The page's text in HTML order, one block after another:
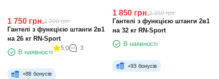
1 750 грн.2 200 грн.
Гантелі з функцією штанги 2в1
на 26 кг RN-Sport
В наявності
5.0 3
+88 бонусів
1 850 грн.2 350 грн.
Гантелі з функцією штанги 2в1
на 32 кг RN-Sport
В наявності
+93 бонусів